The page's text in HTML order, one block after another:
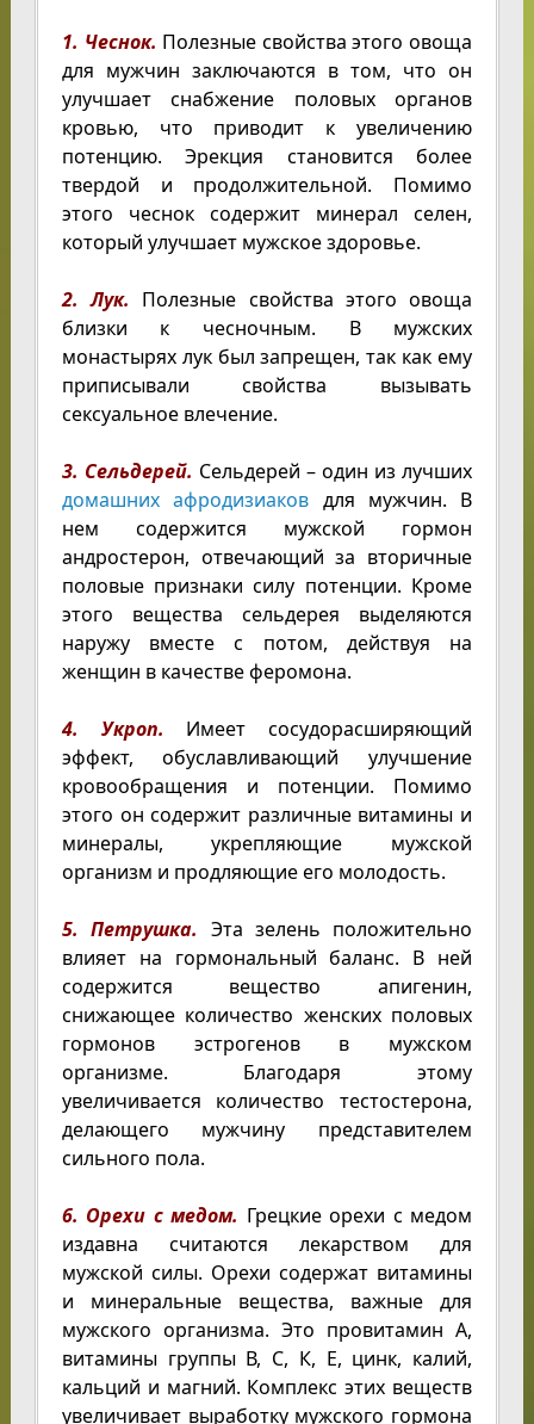
1. Чеснок. Полезные свойства этого овоща
для мужчин заключаются в том, что он
улучшает снабжение половых органов
кровью, что приводит к увеличению
потенцию. Эрекция становится более
твердой и продолжительной. Помимо
этого чеснок содержит минерал селен,
который улучшает мужское здоровье.
2. Лук. Полезные свойства этого овоща
близки к чесночным. В мужских
монастырях лук был запрещен, так как ему
приписывали свойства вызывать
сексуальное влечение.
3. Сельдерей. Сельдерей – один из лучших
домашних афродизиаков для мужчин. В
нем содержится мужской гормон
андростерон, отвечающий за вторичные
половые признаки силу потенции. Кроме
этого вещества сельдерея выделяются
наружу вместе с потом, действуя на
женщин в качестве феромона.
4. Укроп. Имеет сосудорасширяющий
эффект, обуславливающий улучшение
кровообращения и потенции. Помимо
этого он содержит различные витамины и
минералы, укрепляющие мужской
организм и продляющие его молодость.
5. Петрушка. Эта зелень положительно
влияет на гормональный баланс. В ней
содержится вещество апигенин,
снижающее количество женских половых
гормонов эстрогенов в мужском
организме. Благодаря этому
увеличивается количество тестостерона,
делающего мужчину представителем
сильного пола.
6. Орехи с медом. Грецкие орехи с медом
издавна считаются лекарством для
мужской силы. Орехи содержат витамины
и минеральные вещества, важные для
мужского организма. Это провитамин A,
витамины группы В, С, К, Е, цинк, калий,
кальций и магний. Комплекс этих веществ
увеличивает выработку мужского гормона